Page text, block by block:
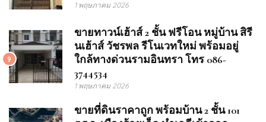
1 พฤษภาคม 2026
9
ขายทาวน์เฮ้าส์ 2 ชั้น ฟรีโอน หมู่บ้าน สิรี
นเฮ้าส์ วัชรพล รีโนเวทใหม่ พร้อมอยู่
ใกล้ทางด่วนรามอินทรา โทร 086-
3744534
1 พฤษภาคม 2026
ขายที่ดินราคาถูก พร้อมบ้าน 2 ชั้น 101